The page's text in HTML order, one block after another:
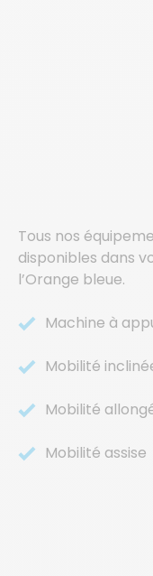
Tous nos
disponibles dans
l’Orange bleue.
Machine à
Mobilité
Mobilité
Mobilité assise